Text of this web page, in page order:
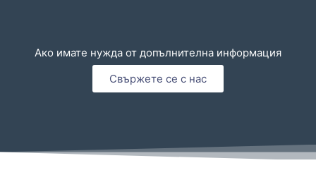
Ако имате нужда от допълнителна информация
Свържете се с нас